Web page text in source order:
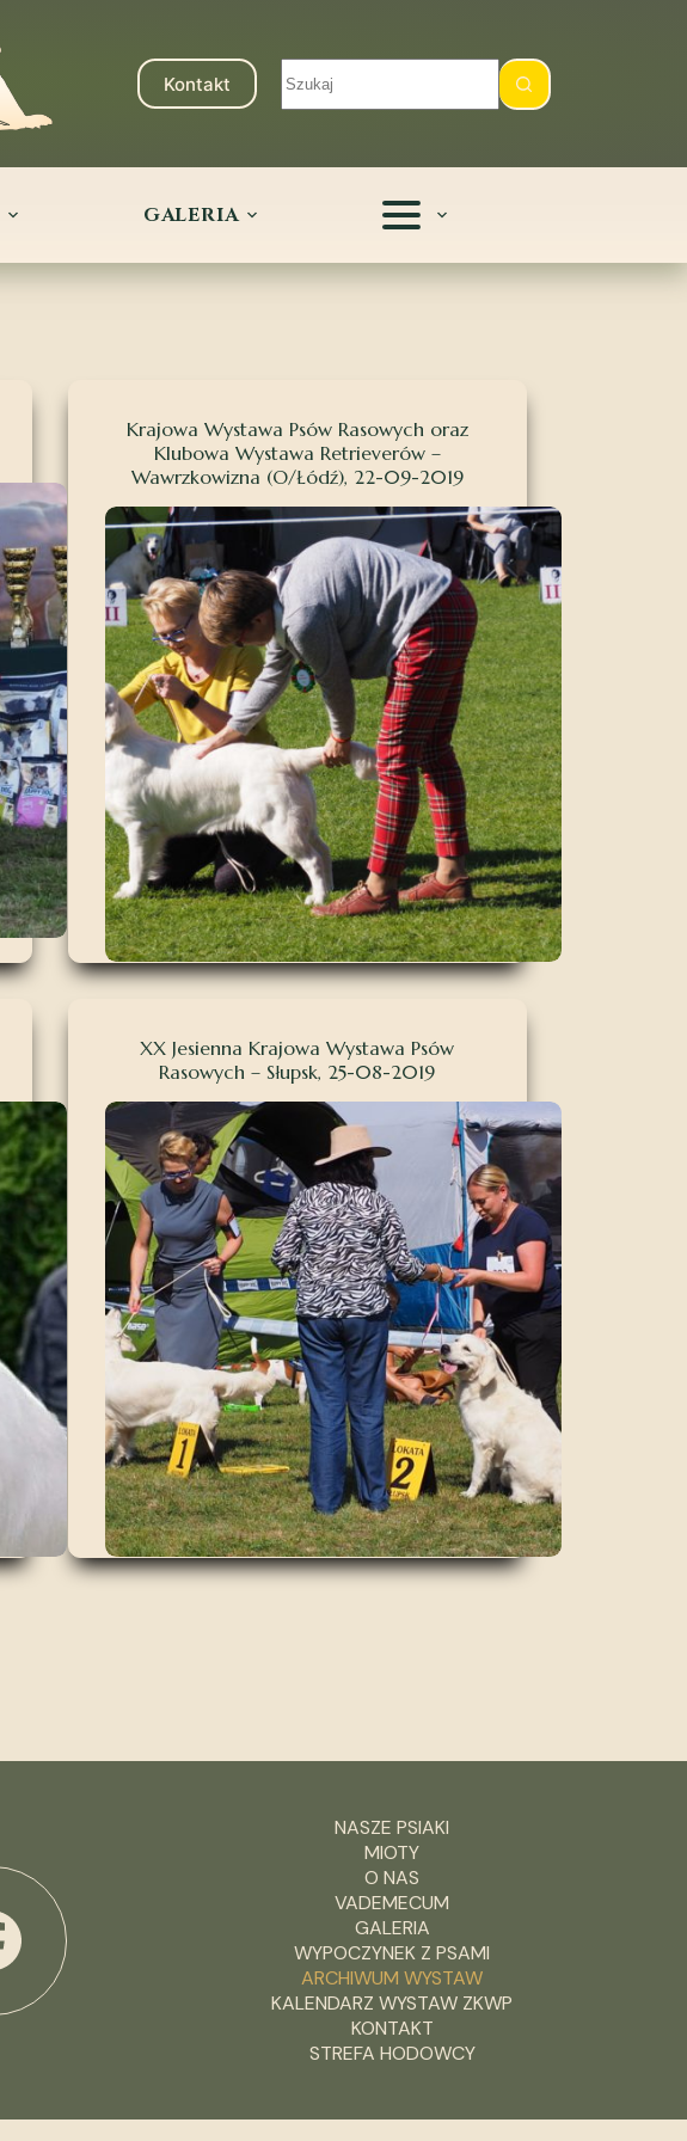
Kontakt
GALERIA
Krajowa Wystawa Psów Rasowych oraz
Klubowa Wystawa Retrieverów –
Wawrzkowizna (O/Łódź), 22-09-2019
XX Jesienna Krajowa Wystawa Psów
Rasowych – Słupsk, 25-08-2019
NASZE PSIAKI
MIOTY
O NAS
VADEMECUM
GALERIA
WYPOCZYNEK Z PSAMI
ARCHIWUM WYSTAW
KALENDARZ WYSTAW ZKWP
KONTAKT
STREFA HODOWCY